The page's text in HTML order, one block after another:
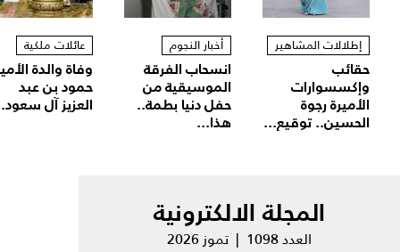
إطلالات المشاهير
حقائب
وإكسسوارات
الأميرة رجوة
الحسين.. توقيع...
أخبار النجوم
انسحاب الفرقة
الموسيقية من
حفل دنيا بطمة..
هذا...
عائلات ملكية
وفاة والدة
حمود بن عبد
العزيز آل
المجلة الالكترونية
العدد 1098 | تموز 2026